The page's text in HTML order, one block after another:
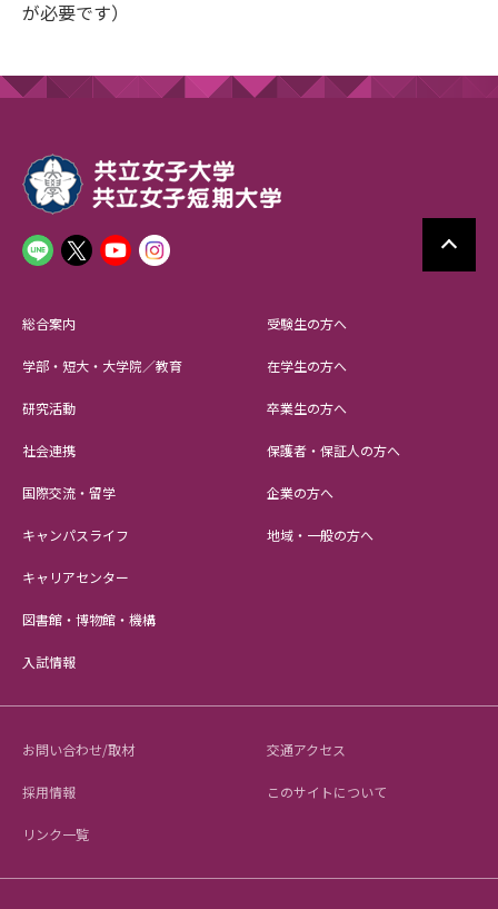
が必要です）
総合案内
学部・短大・大学院／教育
研究活動
社会連携
国際交流・留学
キャンパスライフ
キャリアセンター
図書館・博物館・機構
入試情報
受験生の方へ
在学生の方へ
卒業生の方へ
保護者・保証人の方へ
企業の方へ
地域・一般の方へ
お問い合わせ/取材 交通アクセス
採用情報 このサイトについて
リンク一覧